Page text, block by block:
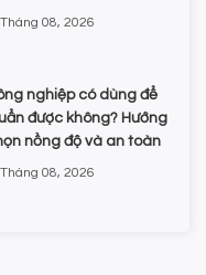
08, 2026
nghiệp có dùng để
được không? Hướng
nồng độ và an toàn
08, 2026